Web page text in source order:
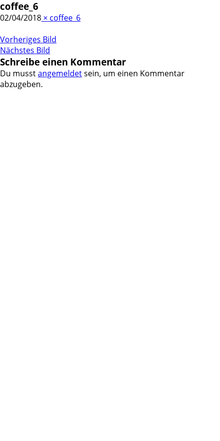
coffee_6
02/04/2018 × coffee_6
Vorheriges Bild
Nächstes Bild
Schreibe einen Kommentar
Du musstangemeldetsein, um einen Kommentar
abzugeben.